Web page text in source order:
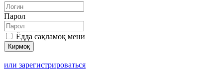
Парол
Ёдда сақламоқ мени
или зарегистрироваться